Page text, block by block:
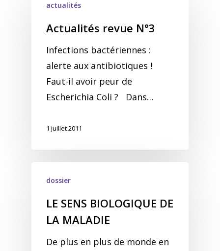
actualités
Actualités revue N°3
Infections bactériennes :
alerte aux antibiotiques !
Faut-il avoir peur de
Escherichia Coli ? Dans…
1 juillet 2011
dossier
LE SENS BIOLOGIQUE DE
LA MALADIE
De plus en plus de monde en